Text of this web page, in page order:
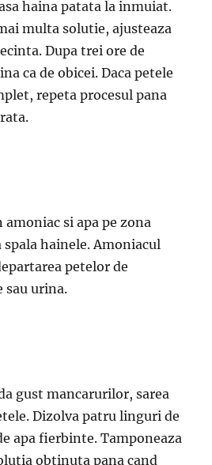
haina patata la inmuiat.
multa solutie, ajusteaza
Dupa trei ore de
ca de obicei. Daca petele
repeta procesul pana
si apa pe zona
hainele. Amoniacul
petelor de
sau urina.
gust mancarurilor, sarea
Dizolva patru linguri de
apa fierbinte. Tamponeaza
obtinuta pana cand